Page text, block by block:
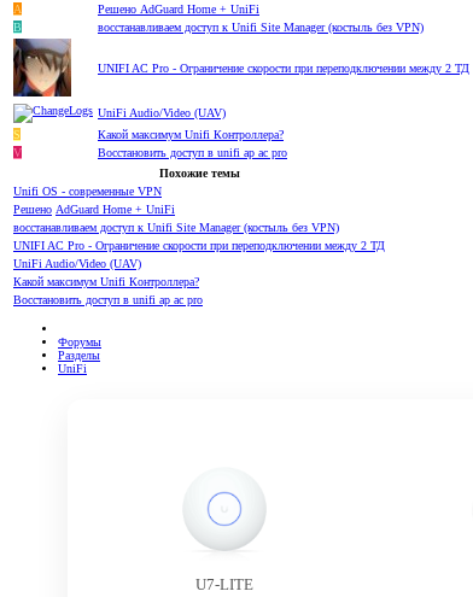
A
Решено AdGuard Home + UniFi
B
восстанавливаем доступ к Unifi Site Manager (костыль без VPN)
UNIFI AC Pro - Ограничение скорости при переподключении между 2 ТД
UniFi Audio/Video (UAV)
S
Какой максимум Unifi Контроллера?
V
Восстановить доступ в unifi ap ac pro
Похожие темы
Unifi OS - современные VPN
Решено AdGuard Home + UniFi
восстанавливаем доступ к Unifi Site Manager (костыль без VPN)
UNIFI AC Pro - Ограничение скорости при переподключении между 2 ТД
UniFi Audio/Video (UAV)
Какой максимум Unifi Контроллера?
Восстановить доступ в unifi ap ac pro
Форумы
Разделы
UniFi
U7-LITE